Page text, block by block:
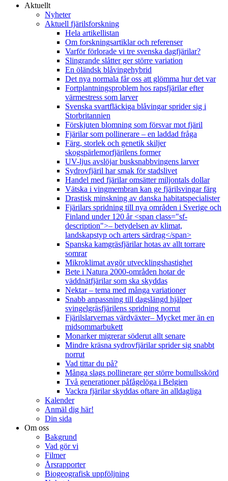
Aktuellt
Nyheter
Aktuell fjärilsforskning
Hela artikellistan
Om forskningsartiklar och referenser
Varför förlorade vi tre svenska dagfjärilar?
Slingrande slåtter ger större variation
En öländsk blåvingehybrid
Det nya normala får oss att glömma hur det var
Fortplantningsproblem hos rapsfjärilar efter
värmestress som larver
Svenska svartfläckiga blåvingar sprider sig i
Storbritannien
Förskjuten blomning som försvar mot fjäril
Fjärilar som pollinerare – en laddad fråga
Färg, storlek och genetik skiljer
skogspärlemorfjärilens former
UV-ljus avslöjar busksnabbvingens larver
Sydrovfjäril har smak för stadslivet
Handel med fjärilar omsätter miljontals dollar
Vätska i vingmembran kan ge fjärilsvingar färg
Drastisk minskning av danska habitatspecialister
Fjärilars spridning till nya områden i Sverige och
Finland under 120 år <span class="sf-
description">– betydelsen av klimat,
landskapstyp och arters särdrag</span>
Spanska kamgräsfjärilar hotas av allt torrare
somrar
Mikroklimat avgör utvecklingshastighet
Bete i Natura 2000-områden hotar de
väddnätfjärilar som ska skyddas
Nektar – tema med många variationer
Snabb anpassning till dagslängd hjälper
svingelgräsfjärilens spridning norrut
Fjärilslarvernas värdväxter– Mycket mer än en
midsommarbukett
Monarker migrerar söderut allt senare
Mindre kräsna sydrovfjärilar sprider sig snabbt
norrut
Vad tittar du på?
Många slags pollinerare ger större bomullsskörd
Två generationer påfågelöga i Belgien
Vackra fjärilar skyddas oftare än alldagliga
Kalender
Anmäl dig här!
Din sida
Om oss
Bakgrund
Vad gör vi
Filmer
Årsrapporter
Biogeografisk uppföljning